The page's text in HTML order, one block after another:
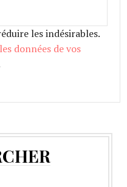
les indésirables.
données de vos